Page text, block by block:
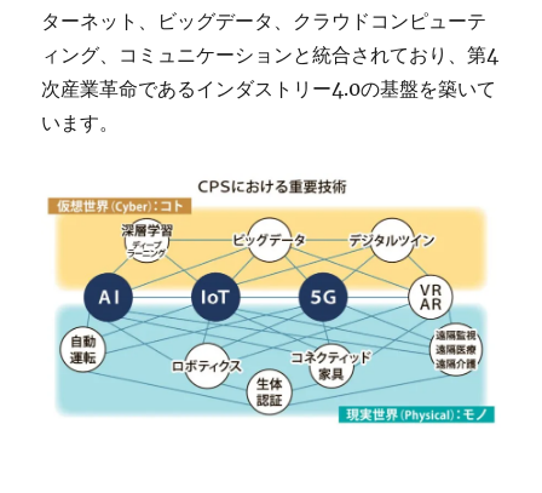
ターネット、ビッグデータ、クラウドコンピューテ
ィング、コミュニケーションと統合されており、第4
次産業革命であるインダストリー4.0の基盤を築いて
います。